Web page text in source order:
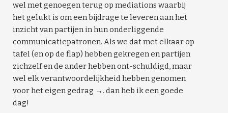
wel met genoegen terug op mediations waarbij
het gelukt is om een bijdrage te leveren aan het
inzicht van partijen in hun onderliggende
communicatiepatronen. Als we dat met elkaar op
tafel (en op de flap) hebben gekregen en partijen
zichzelf en de ander hebben ont-schuldigd, maar
wel elk verantwoordelijkheid hebben genomen
voor het eigen gedrag →. dan heb ik een goede
dag!